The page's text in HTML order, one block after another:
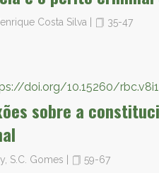
Costa Silva 35-47
doi.org/10.15260/
sobre a
S.C. Gomes 59-67